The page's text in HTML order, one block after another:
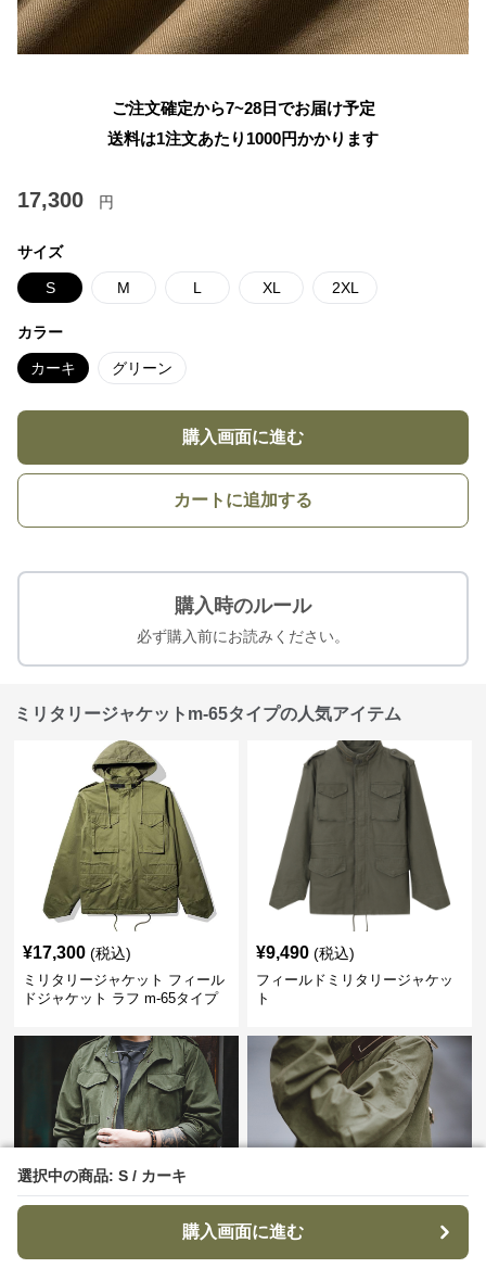
選択中の商品: S / カーキ
購入画面に進む
ご注文確定から7~28日でお届け予定
送料は1注文あたり 1000円かかります
17,300 円
サイズ
S M L XL 2XL
カラー
カーキ グリーン
購入画面に進む
カートに追加する
選択中の商品: S / カーキ
購入画面に進む
購入時のルール
必ず購入前にお読みください。
ミリタリージャケットm-65タイプの人気アイテム
¥17,300 (税込)
ミリタリージャケット フィール
ドジャケット ラフ m-65タイプ
¥9,490 (税込)
フィールドミリタリージャケッ
ト